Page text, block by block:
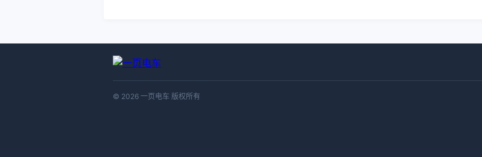
© 2026 一页电车 版权所有